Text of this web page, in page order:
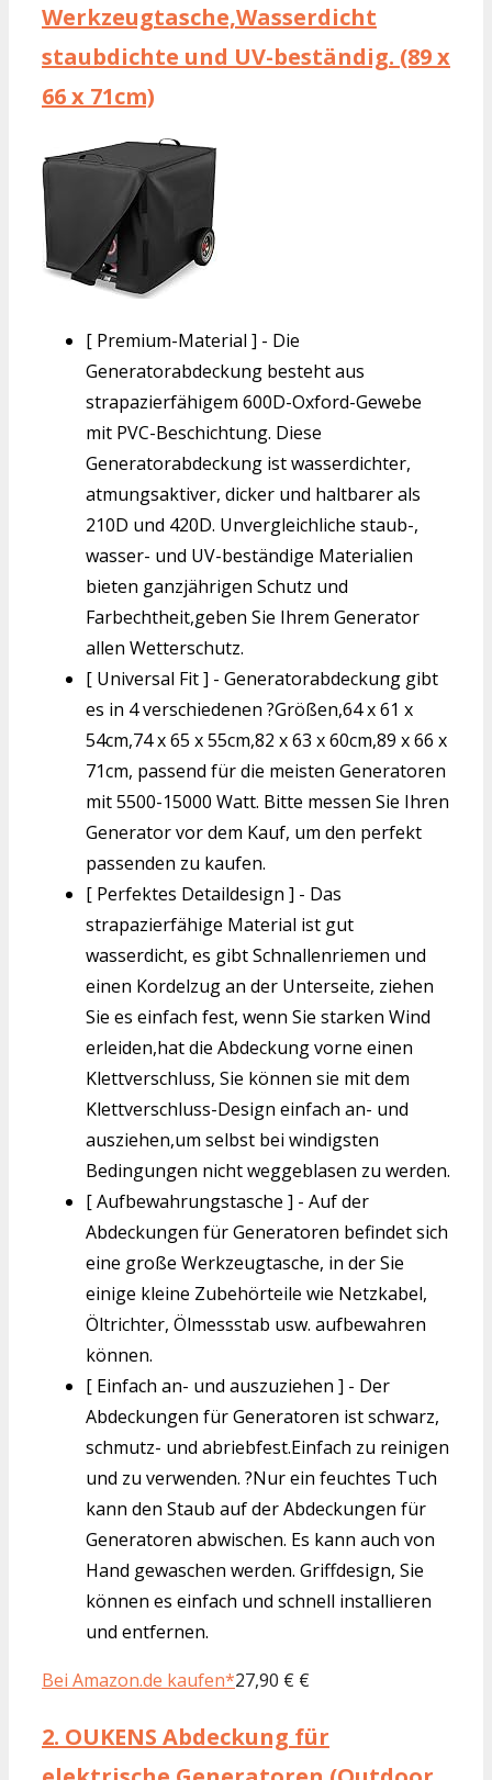
Werkzeugtasche,Wasserdicht
staubdichte und UV-beständig. (89 x
66 x 71cm)
[ Premium-Material ] - Die
Generatorabdeckung besteht aus
strapazierfähigem 600D-Oxford-Gewebe
mit PVC-Beschichtung. Diese
Generatorabdeckung ist wasserdichter,
atmungsaktiver, dicker und haltbarer als
210D und 420D. Unvergleichliche staub-,
wasser- und UV-beständige Materialien
bieten ganzjährigen Schutz und
Farbechtheit,geben Sie Ihrem Generator
allen Wetterschutz.
[ Universal Fit ] - Generatorabdeckung gibt
es in 4 verschiedenen ?Größen,64 x 61 x
54cm,74 x 65 x 55cm,82 x 63 x 60cm,89 x 66 x
71cm, passend für die meisten Generatoren
mit 5500-15000 Watt. Bitte messen Sie Ihren
Generator vor dem Kauf, um den perfekt
passenden zu kaufen.
[ Perfektes Detaildesign ] - Das
strapazierfähige Material ist gut
wasserdicht, es gibt Schnallenriemen und
einen Kordelzug an der Unterseite, ziehen
Sie es einfach fest, wenn Sie starken Wind
erleiden,hat die Abdeckung vorne einen
Klettverschluss, Sie können sie mit dem
Klettverschluss-Design einfach an- und
ausziehen,um selbst bei windigsten
Bedingungen nicht weggeblasen zu werden.
[ Aufbewahrungstasche ] - Auf der
Abdeckungen für Generatoren befindet sich
eine große Werkzeugtasche, in der Sie
einige kleine Zubehörteile wie Netzkabel,
Öltrichter, Ölmessstab usw. aufbewahren
können.
[ Einfach an- und auszuziehen ] - Der
Abdeckungen für Generatoren ist schwarz,
schmutz- und abriebfest.Einfach zu reinigen
und zu verwenden. ?Nur ein feuchtes Tuch
kann den Staub auf der Abdeckungen für
Generatoren abwischen. Es kann auch von
Hand gewaschen werden. Griffdesign, Sie
können es einfach und schnell installieren
und entfernen.
Bei Amazon.de kaufen*27,90 € €
2. OUKENS Abdeckung für